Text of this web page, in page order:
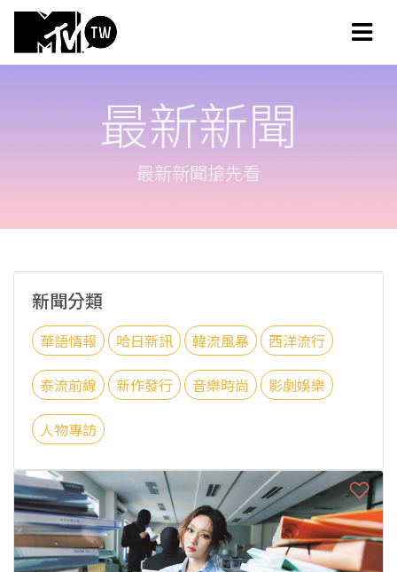
最新新聞
最新新聞搶先看
新聞分類
華語情報 哈日新訊 韓流風暴 西洋流行
泰流前線 新作發行 音樂時尚 影劇娛樂
人物專訪